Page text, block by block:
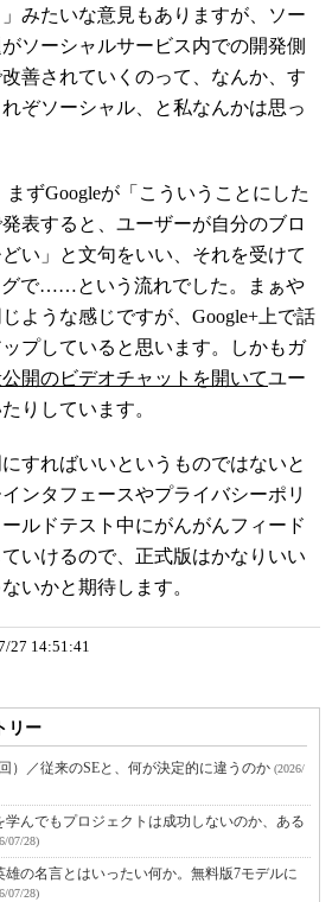
みたいな意見もありますが、ソー
ソーシャルサービス内での開発側
善されていくのって、なんか、す
ぞソーシャル、と私なんかは思っ
まずGoogleが「こういうことにした
表すると、ユーザーが自分のブロ
い」と文句をいい、それを受けて
グで……という流れでした。まぁや
ような感じですが、Google+上で話
プしていると思います。しかもガ
開のビデオチャットを開いてユー
りしています。
すればいいというものではないと
ンタフェースやプライバシーポリ
ルドテスト中にがんがんフィード
いけるので、正式版はかなりいい
いかと期待します。
27 14:51:41
リー
）／従来のSEと、何が決定的に違うのか (2026/
んでもプロジェクトは成功しないのか、ある
07/28)
の名言とはいったい何か。無料版7モデルに
07/28)